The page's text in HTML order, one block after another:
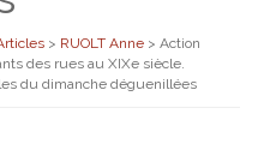
> RUOLT Anne > Action
des rues au XIXe siècle.
du dimanche déguenillées